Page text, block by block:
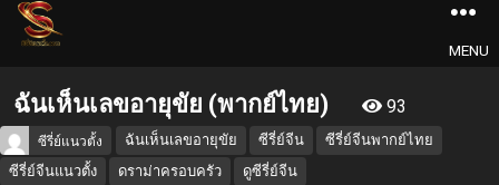
MENU
ฉันเห็นเลขอายุขัย (พากย์ไทย) 93
ซีรี่ย์แนวตั้ง ฉันเห็นเลขอายุขัย ซีรี่ย์จีน
ซีรี่ย์จีนพากย์ไทย
ซีรี่ย์จีนแนวตั้ง
ดราม่าครอบครัว ดูซีรี่ย์จีน